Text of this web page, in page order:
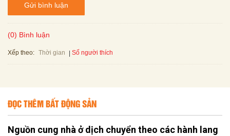
Gửi bình luận
(0) Bình luận
Xếp theo: Thời gian Số người thích
ĐỌC THÊM BẤT ĐỘNG SẢN
Nguồn cung nhà ở dịch chuyển theo các hành lang